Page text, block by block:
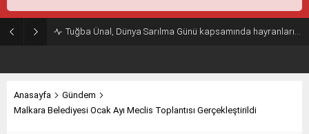
Tuğba Ünal, Dünya Sarılma Günü kapsamında hayranlarıyla buluştu
Anasayfa
Gündem
Malkara Belediyesi Ocak Ayı Meclis Toplantısı Gerçekleştirildi